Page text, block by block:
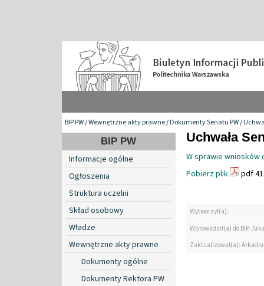
BIP PW/Wewnętrzne akty prawne/Dokumenty Senatu PW/
BIP PW
Informacje ogólne
Ogłoszenia
Struktura uczelni
Skład osobowy
Władze
Wewnętrzne akty prawne
Dokumenty ogólne
Dokumenty Rektora PW
Uchwała
W sprawie wniosków
Pobierz plik
pdf
Wytworzył(a):
Wprowadził(a) do BIP:
Zaktualizował(a):